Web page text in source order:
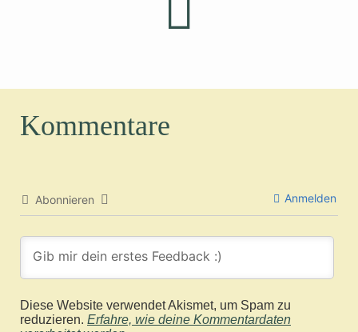
Kommentare
Abonnieren Anmelden
Diese Website verwendet Akismet, um Spam zu
reduzieren. Erfahre, wie deine Kommentardaten